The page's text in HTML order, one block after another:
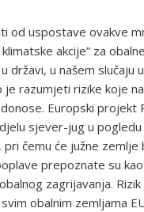
od uspostave ovakve
akcije” za
državi, u našem slučaju
razumjeti rizike koje
Europski projekt
sjever-jug u
pri čemu će južne zemlje
prepoznate su
zagrijavanja.
obalnim zemljama